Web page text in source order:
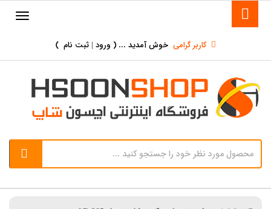
کاربر گرامی خوش آمدید ... ( ورود | ثبت نام )